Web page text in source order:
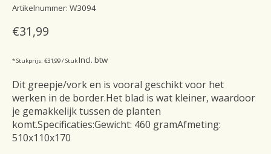
Artikelnummer: W3094
€31,99
* Stukprijs: €31,99 / StukIncl. btw
Dit greepje/vork en is vooral geschikt voor het
werken in de border.Het blad is wat kleiner, waardoor
je gemakkelijk tussen de planten
komt.Specificaties:Gewicht: 460 gramAfmeting:
510x110x170